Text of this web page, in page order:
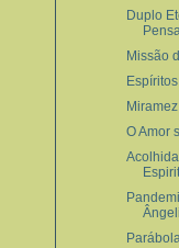
Duplo
Missão
O Amor